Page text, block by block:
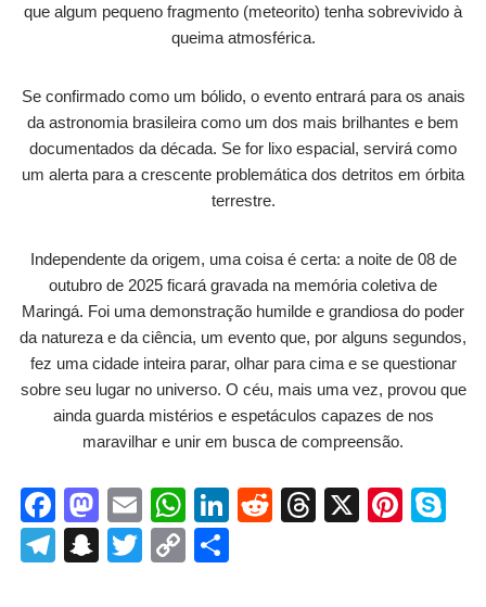
que algum pequeno fragmento (meteorito) tenha sobrevivido à
queima atmosférica.
Se confirmado como um bólido, o evento entrará para os anais
da astronomia brasileira como um dos mais brilhantes e bem
documentados da década. Se for lixo espacial, servirá como
um alerta para a crescente problemática dos detritos em órbita
terrestre.
Independente da origem, uma coisa é certa: a noite de 08 de
outubro de 2025 ficará gravada na memória coletiva de
Maringá. Foi uma demonstração humilde e grandiosa do poder
da natureza e da ciência, um evento que, por alguns segundos,
fez uma cidade inteira parar, olhar para cima e se questionar
sobre seu lugar no universo. O céu, mais uma vez, provou que
ainda guarda mistérios e espetáculos capazes de nos
maravilhar e unir em busca de compreensão.
F
a
c
M
a
st
E
m
ail
W
h
at
Li
R
T
X
Pi
T
S
T
C